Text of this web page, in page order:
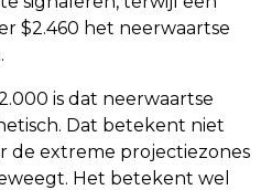
$2.460 het neerwaartse
is dat neerwaartse
Dat betekent niet
de extreme projectiezones
Het betekent wel